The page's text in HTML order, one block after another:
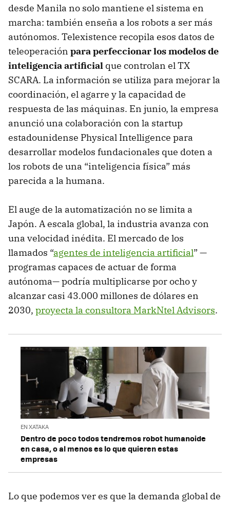
desde Manila no solo mantiene el sistema en
marcha: también enseña a los robots a ser más
autónomos. Telexistence recopila esos datos de
teleoperación para perfeccionar los modelos de
inteligencia artificial que controlan el TX
SCARA. La información se utiliza para mejorar la
coordinación, el agarre y la capacidad de
respuesta de las máquinas. En junio, la empresa
anunció una colaboración con la startup
estadounidense Physical Intelligence para
desarrollar modelos fundacionales que doten a
los robots de una “inteligencia física” más
parecida a la humana.
El auge de la automatización no se limita a
Japón. A escala global, la industria avanza con
una velocidad inédita. El mercado de los
llamados “agentes de inteligencia artificial” —
programas capaces de actuar de forma
autónoma— podría multiplicarse por ocho y
alcanzar casi 43.000 millones de dólares en
2030, proyecta la consultora MarkNtel Advisors.
EN XATAKA
Dentro de poco todos tendremos robot humanoide
en casa, o al menos es lo que quieren estas
empresas
Lo que podemos ver es que la demanda global de